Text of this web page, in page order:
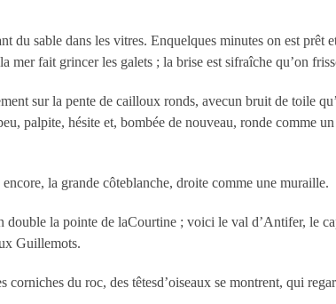
du sable dans les vitres. Enquelques minutes on est prêt
mer fait grincer les galets ; la brise est sifraîche qu’on
sur la pente de cailloux ronds, avecun bruit de toile
palpite, hésite et, bombée de nouveau, ronde comme
la grande côteblanche, droite comme une muraille.
la pointe de laCourtine ; voici le val d’Antifer, le
Guillemots.
du roc, des têtesd’oiseaux se montrent, qui